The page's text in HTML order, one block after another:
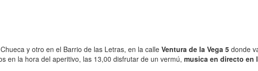
y otro en el Barrio de las Letras, en la calle Ventura de la Vega 5 donde
en la hora del aperitivo, las 13,00 disfrutar de un vermú, musica en directo en